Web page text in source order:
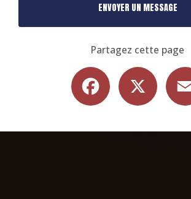
ENVOYER UN MESSAGE
Partagez cette page
Facebook